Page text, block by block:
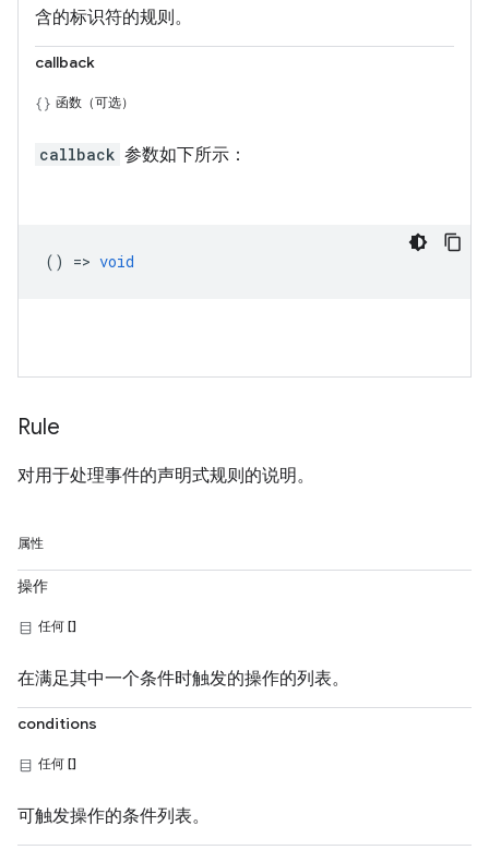
含的标识符的规则。
callback
函数（可选）
callback 参数如下所示：
() => void
Rule
对用于处理事件的声明式规则的说明。
属性
操作
任何 []
在满足其中一个条件时触发的操作的列表。
conditions
任何 []
可触发操作的条件列表。